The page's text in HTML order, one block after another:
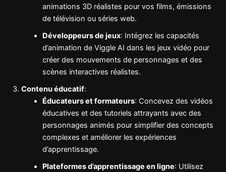
animations 3D réalistes pour vos films, émissions
de télévision ou séries web.
Développeurs de jeux: Intégrez les capacités
d’animation de Viggle AI dans les jeux vidéo pour
créer des mouvements de personnages et des
scènes interactives réalistes.
Contenu éducatif:
Éducateurs et formateurs: Concevez des vidéos
éducatives et des tutoriels attrayants avec des
personnages animés pour simplifier des concepts
complexes et améliorer les expériences
d’apprentissage.
Plateformes d’apprentissage en ligne: Utilisez